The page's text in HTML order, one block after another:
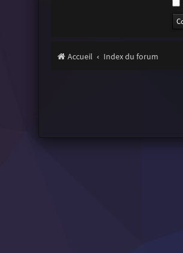
Accueil Index du forum